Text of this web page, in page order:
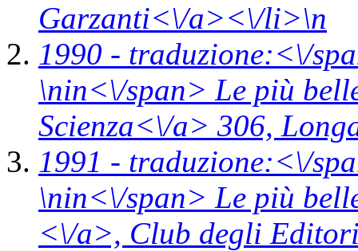
Garzanti<\/a><\/li>\n
1990 - traduzione:<\/
\nin<\/span> Le più
Scienza<\/a> 306,
1991 - traduzione:<\/
\nin<\/span> Le più
<\/a>, Club degli